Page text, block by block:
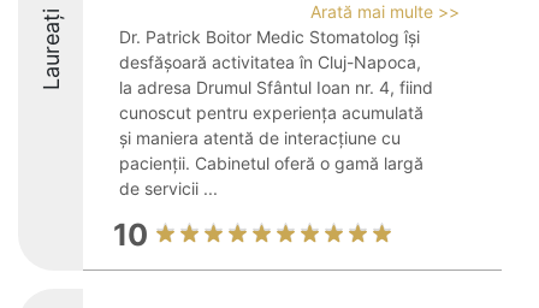
Laureați
Arată mai multe >>
Dr. Patrick Boitor Medic Stomatolog își
desfășoară activitatea în Cluj-Napoca,
la adresa Drumul Sfântul Ioan nr. 4, fiind
cunoscut pentru experiența acumulată
și maniera atentă de interacțiune cu
pacienții. Cabinetul oferă o gamă largă
de servicii ...
10